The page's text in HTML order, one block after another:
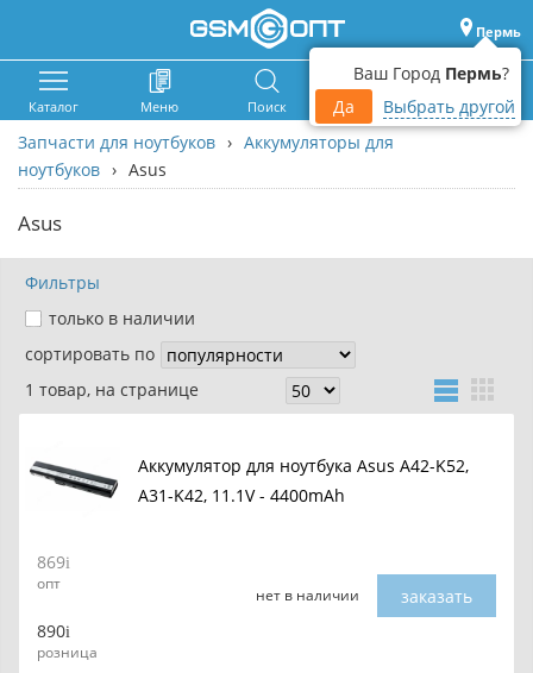
Ваш Город Пермь?
Да
Выбрать другой
Пермь
Каталог Меню Поиск Корзина Войти
Запчасти для ноутбуков › Аккумуляторы для
ноутбуков › Asus
Asus
Фильтры
только в наличии
сортировать по
1 товар, на странице
Аккумулятор для ноутбука Asus A42-K52,
A31-K42, 11.1V - 4400mAh
869
опт
890
розница
нет в наличии заказать